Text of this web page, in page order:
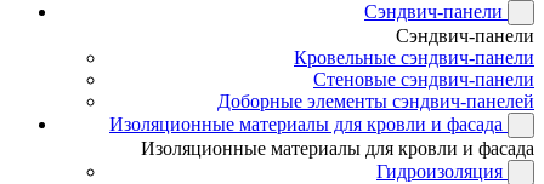
Сэндвич-панели
Сэндвич-панели
Кровельные сэндвич-панели
Стеновые сэндвич-панели
Доборные элементы сэндвич-панелей
Изоляционные материалы для кровли и фасада
Изоляционные материалы для кровли и фасада
Гидроизоляция